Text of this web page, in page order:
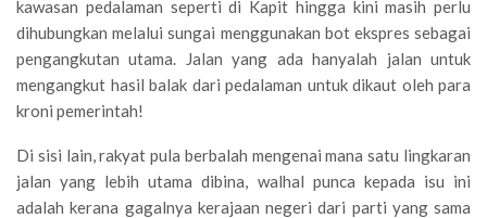
kawasan pedalaman seperti di Kapit hingga kini masih perlu
dihubungkan melalui sungai menggunakan bot ekspres sebagai
pengangkutan utama. Jalan yang ada hanyalah jalan untuk
mengangkut hasil balak dari pedalaman untuk dikaut oleh para
kroni pemerintah!
Di sisi lain, rakyat pula berbalah mengenai mana satu lingkaran
jalan yang lebih utama dibina, walhal punca kepada isu ini
adalah kerana gagalnya kerajaan negeri dari parti yang sama